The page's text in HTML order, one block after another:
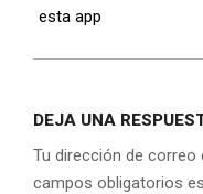
esta app
DEJA UNA
Tu dirección de correo
campos obligatorios